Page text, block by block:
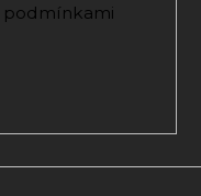
podmínkami